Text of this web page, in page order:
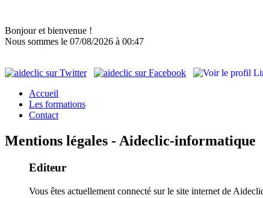
Bonjour et bienvenue !
Nous sommes le 07/08/2026 à 00:47
Accueil
Les formations
Contact
Mentions légales - Aideclic-informatique
Editeur
Vous êtes actuellement connecté sur le site internet de